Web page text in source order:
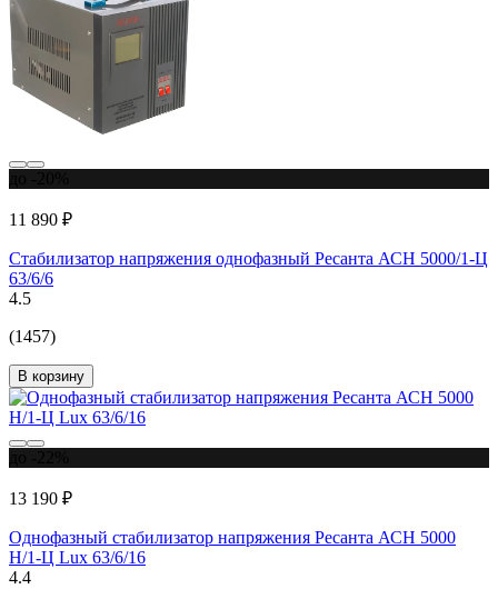
11 890 ₽
Стабилизатор напряжения однофазный Ресанта АСН 5000/1-Ц
63/6/6
4.5
(1457)
В корзину
13 190 ₽
Однофазный стабилизатор напряжения Ресанта АСН 5000
Н/1-Ц Lux 63/6/16
4.4